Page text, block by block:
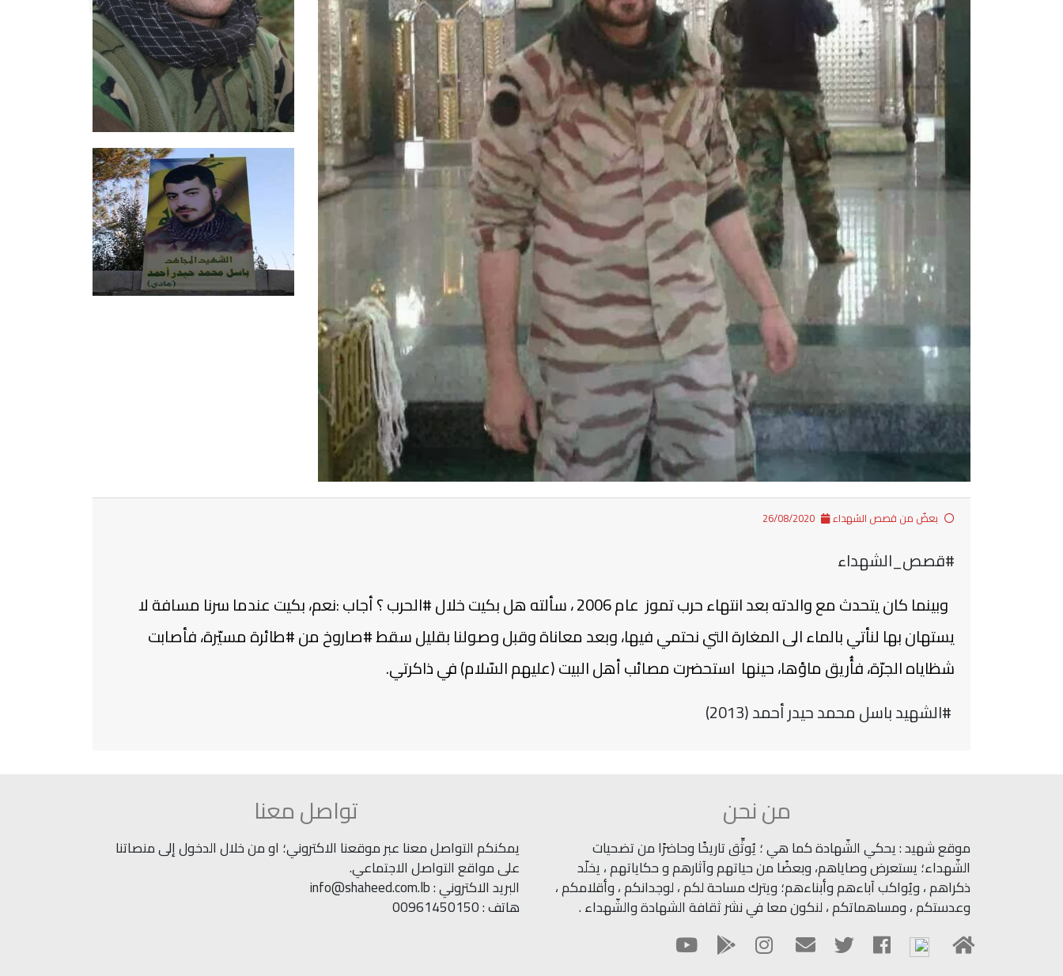
بعضٌ من قصص الشهداء
#قصص_الشهداء
وبينما كان يتحدث مع والدته بعد انتهاء حرب تموز عام 2006 ، سألته هل بكيت خلال #الحرب ؟ أجاب :نعم، بكيت عندما سرنا مسافة لا
يستهان بها لنأتي بالماء الى المغارة التي نحتمي فيها، وبعد معاناة وقبل وصولنا بقليل سقط #صاروخ من #طائرة مسيّرة، فأصابت
شظاياه الجرّة، فأُريق ماؤها، حينها استحضرت مصائب أهل البيت (عليهم السّلام) في ذاكرتي.
#الشهيد باسل محمد حيدر أحمد (2013)
من نحن
موقع شهيد : يحكي الشّهادة كما هي ؛ يُوثِّق تاريخًا وحاضرًا من تضحيات
الشّهداء؛ يستعرض وصاياهم، وبعضًا من حياتهم وآثارهم و حكاياتهم ، يخلّد
ذكراهم ، ويُواكب آباءهم وأبناءهم؛ ويترك مساحة لكم ، لوجدانكم ، وأقلامكم ،
وعدستكم ، ومساهماتكم ، لنكون معا في نشر ثقافة الشهادة والشّهداء .
تواصل معنا
يمكنكم التواصل معنا عبر موقعنا الاكتروني؛ او من خلال الدخول إلى منصاتنا
على مواقع التواصل الاجتماعي.
البريد الاكتروني : info@shaheed.com.lb
هاتف : 00961450150